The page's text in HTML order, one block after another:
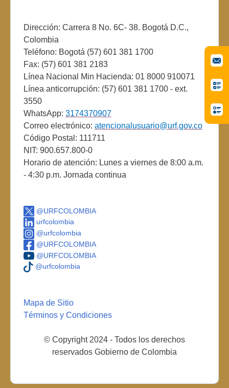
Dirección: Carrera 8 No. 6C- 38. Bogotá D.C.,
Colombia
Teléfono: Bogotá (57) 601 381 1700
Fax: (57) 601 381 2183
Línea Nacional Min Hacienda: 01 8000 910071
Línea anticorrupción: (57) 601 381 1700 - ext.
3550
WhatsApp: 3174370907
Correo electrónico: atencionalusuario@urf.gov.co
Código Postal: 111711
NIT: 900.657.800-0
Horario de atención: Lunes a viernes de 8:00 a.m.
- 4:30 p.m. Jornada continua
@URFCOLOMBIA
urfcolombia
@urfcolombia
@URFCOLOMBIA
@URFCOLOMBIA
@urfcolombia
Mapa de Sitio
Términos y Condiciones
© Copyright 2024 - Todos los derechos
reservados Gobierno de Colombia